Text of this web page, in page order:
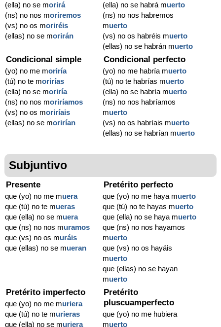
(ella) no se morirá
(ns) no nos moriremos
(vs) no os moriréis
(ellas) no se morirán
(ella) no se habrá muerto
(ns) no nos habremos
muerto
(vs) no os habréis muerto
(ellas) no se habrán muerto
Condicional simple
(yo) no me moriría
(tú) no te morirías
(ella) no se moriría
(ns) no nos moriríamos
(vs) no os moriríais
(ellas) no se morirían
Condicional perfecto
(yo) no me habría muerto
(tú) no te habrías muerto
(ella) no se habría muerto
(ns) no nos habríamos
muerto
(vs) no os habríais muerto
(ellas) no se habrían muerto
Subjuntivo
Presente
que (yo) no me muera
que (tú) no te mueras
que (ella) no se muera
que (ns) no nos muramos
que (vs) no os muráis
que (ellas) no se mueran
Pretérito perfecto
que (yo) no me haya muerto
que (tú) no te hayas muerto
que (ella) no se haya muerto
que (ns) no nos hayamos
muerto
que (vs) no os hayáis
muerto
que (ellas) no se hayan
muerto
Pretérito imperfecto
que (yo) no me muriera
que (tú) no te murieras
que (ella) no se muriera
Pretérito
pluscuamperfecto
que (yo) no me hubiera
muerto